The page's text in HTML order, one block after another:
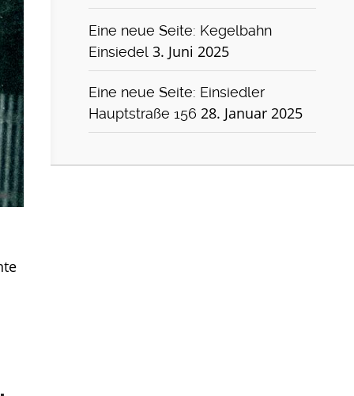
Eine neue Seite: Kegelbahn
Einsiedel 3. Juni 2025
Eine neue Seite: Einsiedler
Hauptstraße 156 28. Januar 2025